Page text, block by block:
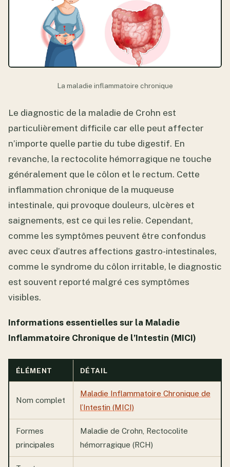
La maladie inflammatoire chronique
Le diagnostic de la maladie de Crohn est
particulièrement difficile car elle peut affecter
n’importe quelle partie du tube digestif. En
revanche, la rectocolite hémorragique ne touche
généralement que le côlon et le rectum. Cette
inflammation chronique de la muqueuse
intestinale, qui provoque douleurs, ulcères et
saignements, est ce qui les relie. Cependant,
comme les symptômes peuvent être confondus
avec ceux d’autres affections gastro-intestinales,
comme le syndrome du côlon irritable, le diagnostic
est souvent reporté malgré ces symptômes
visibles.
Informations essentielles sur la Maladie
Inflammatoire Chronique de l’Intestin (MICI)
ÉLÉMENT DÉTAIL
Nom complet
Maladie Inflammatoire Chronique de
l’Intestin (MICI)
Formes
principales
Maladie de Crohn, Rectocolite
hémorragique (RCH)